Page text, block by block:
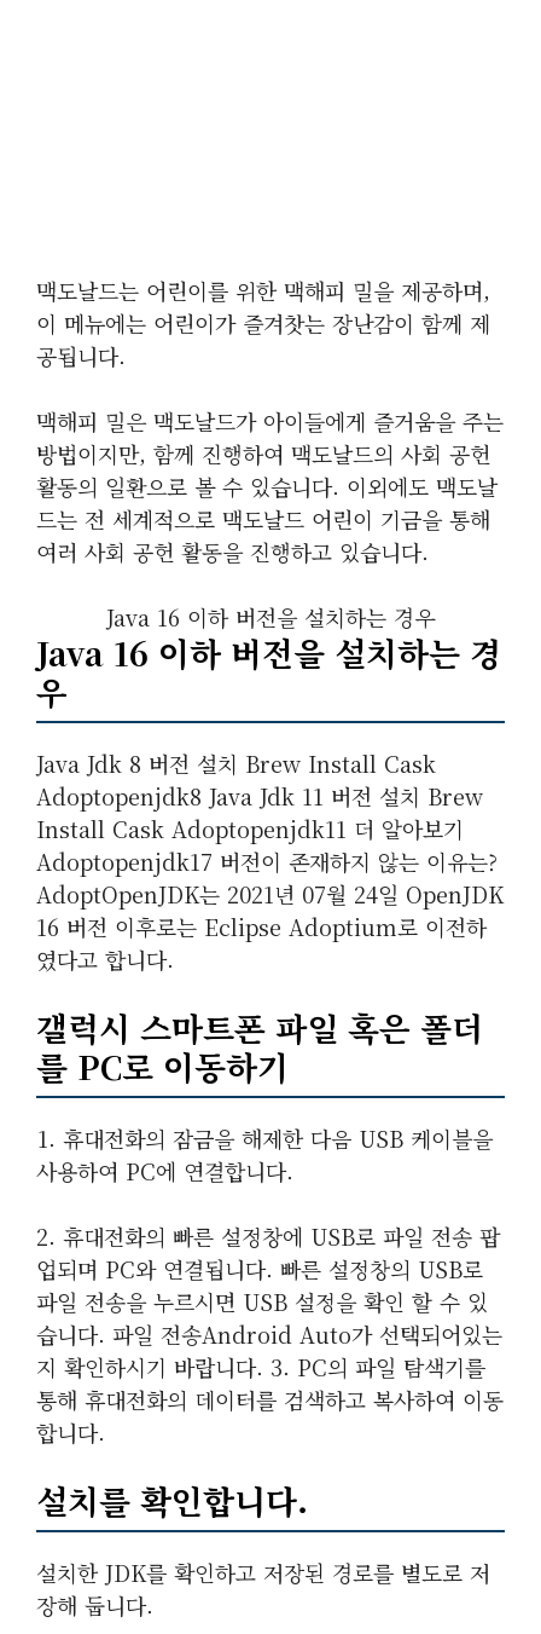
맥도날드는 어린이를 위한 맥해피 밀을 제공하며,
이 메뉴에는 어린이가 즐겨찻는 장난감이 함께 제
공됩니다.
맥해피 밀은 맥도날드가 아이들에게 즐거움을 주는
방법이지만, 함께 진행하여 맥도날드의 사회 공헌
활동의 일환으로 볼 수 있습니다. 이외에도 맥도날
드는 전 세계적으로 맥도날드 어린이 기금을 통해
여러 사회 공헌 활동을 진행하고 있습니다.
Java 16 이하 버전을 설치하는 경우
Java 16 이하 버전을 설치하는 경
우
Java Jdk 8 버전 설치 Brew Install Cask
Adoptopenjdk8 Java Jdk 11 버전 설치 Brew
Install Cask Adoptopenjdk11 더 알아보기
Adoptopenjdk17 버전이 존재하지 않는 이유는?
AdoptOpenJDK는 2021년 07월 24일 OpenJDK
16 버전 이후로는 Eclipse Adoptium로 이전하
였다고 합니다.
갤럭시 스마트폰 파일 혹은 폴더
를 PC로 이동하기
1. 휴대전화의 잠금을 해제한 다음 USB 케이블을
사용하여 PC에 연결합니다.
2. 휴대전화의 빠른 설정창에 USB로 파일 전송 팝
업되며 PC와 연결됩니다. 빠른 설정창의 USB로
파일 전송을 누르시면 USB 설정을 확인 할 수 있
습니다. 파일 전송Android Auto가 선택되어있는
지 확인하시기 바랍니다. 3. PC의 파일 탐색기를
통해 휴대전화의 데이터를 검색하고 복사하여 이동
합니다.
설치를 확인합니다.
설치한 JDK를 확인하고 저장된 경로를 별도로 저
장해 둡니다.